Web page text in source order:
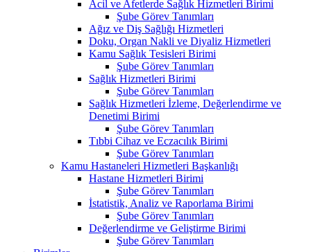
Acil ve Afetlerde Sağlık Hizmetleri Birimi
Şube Görev Tanımları
Ağız ve Diş Sağlığı Hizmetleri
Doku, Organ Nakli ve Diyaliz Hizmetleri
Kamu Sağlık Tesisleri Birimi
Şube Görev Tanımları
Sağlık Hizmetleri Birimi
Şube Görev Tanımları
Sağlık Hizmetleri İzleme, Değerlendirme ve
Denetimi Birimi
Şube Görev Tanımları
Tıbbi Cihaz ve Eczacılık Birimi
Şube Görev Tanımları
Kamu Hastaneleri Hizmetleri Başkanlığı
Hastane Hizmetleri Birimi
Şube Görev Tanımları
İstatistik, Analiz ve Raporlama Birimi
Şube Görev Tanımları
Değerlendirme ve Geliştirme Birimi
Şube Görev Tanımları